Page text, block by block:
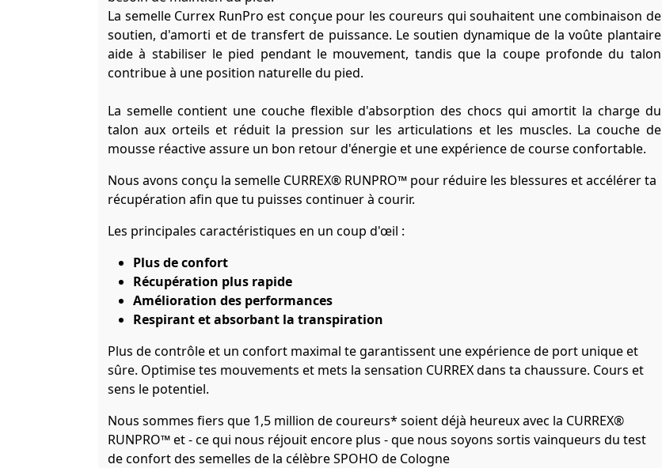
La semelle Currex RunPro est conçue pour les coureurs qui souhaitent une combinaison de
soutien, d'amorti et de transfert de puissance. Le soutien dynamique de la voûte plantaire
aide à stabiliser le pied pendant le mouvement, tandis que la coupe profonde du talon
contribue à une position naturelle du pied.
La semelle contient une couche flexible d'absorption des chocs qui amortit la charge du
talon aux orteils et réduit la pression sur les articulations et les muscles. La couche de
mousse réactive assure un bon retour d'énergie et une expérience de course confortable.
Nous avons conçu la semelle CURREX® RUNPRO™ pour réduire les blessures et accélérer ta
récupération afin que tu puisses continuer à courir.
Les principales caractéristiques en un coup d'œil :
Plus de confort
Récupération plus rapide
Amélioration des performances
Respirant et absorbant la transpiration
Plus de contrôle et un confort maximal te garantissent une expérience de port unique et
sûre. Optimise tes mouvements et mets la sensation CURREX dans ta chaussure. Cours et
sens le potentiel.
Nous sommes fiers que 1,5 million de coureurs* soient déjà heureux avec la CURREX®
RUNPRO™ et - ce qui nous réjouit encore plus - que nous soyons sortis vainqueurs du test
de confort des semelles de la célèbre SPOHO de Cologne